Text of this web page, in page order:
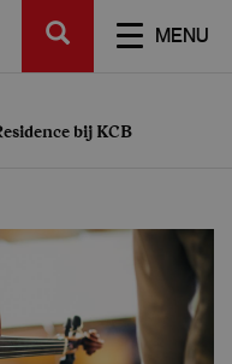
MENU
SEARCH
bij KCB